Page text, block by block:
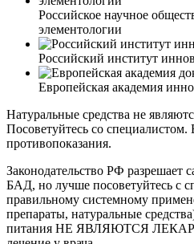
Российское научное
элементологии
Российский институт
Европейская академия
Натуральные средства не
Посоветуйтесь со
противопоказания.
Законодательство РФ разрешает
БАД, но лучше посоветуйтесь с
правильному системному
препараты, натуральные
питания НЕ ЯВЛЯЮТСЯ